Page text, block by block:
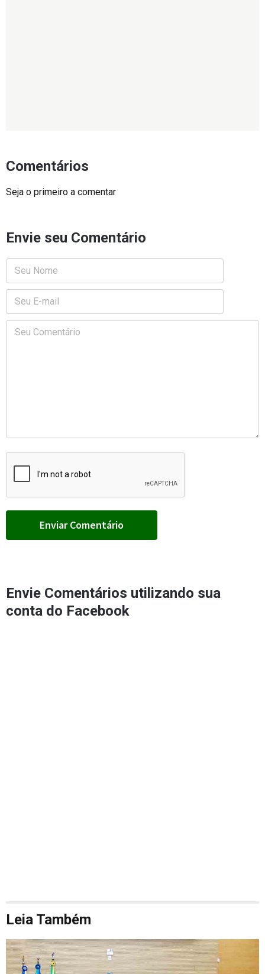
Comentários
Seja o primeiro a comentar
Envie seu Comentário
Envie Comentários utilizando sua
conta do Facebook
Leia Também